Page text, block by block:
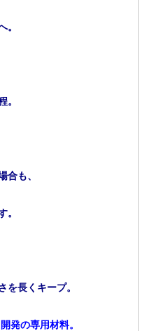
。
。
合も、
。
を長くキープ。
発の専用材料。